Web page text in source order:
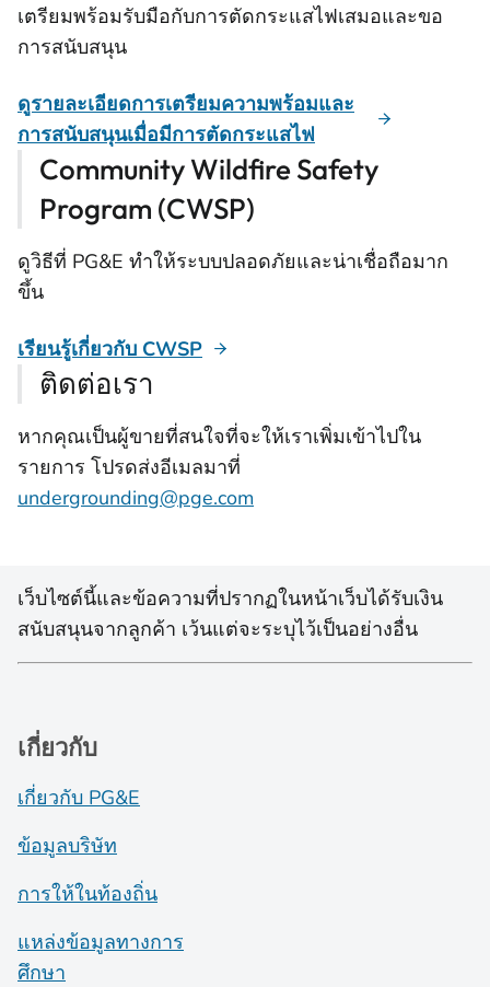
เตรียมพร้อมรับมือกับการตัดกระแสไฟเสมอและขอ
การสนับสนุน
ดูรายละเอียดการเตรียมความพร้อมและ
การสนับสนุนเมื่อมีการตัดกระแสไฟ
Community Wildfire Safety
Program (CWSP)
ดูวิธีที่ PG&E ทำให้ระบบปลอดภัยและน่าเชื่อถือมาก
ขึ้น
เรียนรู้เกี่ยวกับ CWSP
ติดต่อเรา
หากคุณเป็นผู้ขายที่สนใจที่จะให้เราเพิ่มเข้าไปใน
รายการ โปรดส่งอีเมลมาที่
undergrounding@pge.com
เว็บไซต์นี้และข้อความที่ปรากฏในหน้าเว็บได้รับเงิน
สนับสนุนจากลูกค้า เว้นแต่จะระบุไว้เป็นอย่างอื่น
เกี่ยวกับ
เกี่ยวกับ PG&E
ข้อมูลบริษัท
การให้ในท้องถิ่น
แหล่งข้อมูลทางการ
ศึกษา